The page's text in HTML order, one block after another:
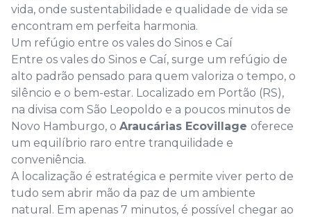
vida, onde sustentabilidade e qualidade de vida se
encontram em perfeita harmonia.
Um refúgio entre os vales do Sinos e Caí
Entre os vales do Sinos e Caí, surge um refúgio de
alto padrão pensado para quem valoriza o tempo, o
silêncio e o bem-estar. Localizado em Portão (RS),
na divisa com São Leopoldo e a poucos minutos de
Novo Hamburgo, o Araucárias Ecovillage oferece
um equilíbrio raro entre tranquilidade e
conveniência.
A localização é estratégica e permite viver perto de
tudo sem abrir mão da paz de um ambiente
natural. Em apenas 7 minutos, é possível chegar ao